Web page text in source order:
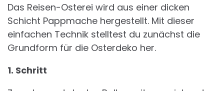
Das Reisen-Osterei wird aus einer dicken
Schicht Pappmache hergestellt. Mit dieser
einfachen Technik stelltest du zunächst die
Grundform für die Osterdeko her.
1. Schritt